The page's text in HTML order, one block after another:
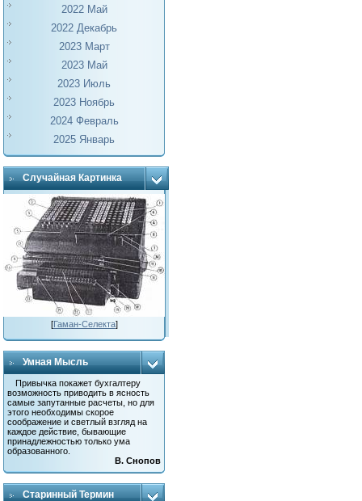
2022 Май
2022 Декабрь
2023 Март
2023 Май
2023 Июль
2023 Ноябрь
2024 Февраль
2025 Январь
Случайная Картинка
[Гаман-Селекта]
Умная Мысль
Привычка покажет бухгалтеру
возможность приводить в ясность
самые запутанные расчеты, но для
этого необходимы скорое
соображение и светлый взгляд на
каждое действие, бывающие
принадлежностью только ума
образованного.
В. Снопов
Старинный Термин